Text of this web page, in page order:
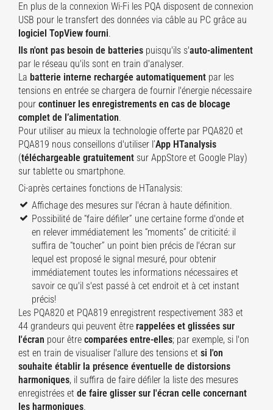
En plus de la connexion Wi-Fi les PQA disposent de connexion
USB pour le transfert des données via câble au PC grâce au
logiciel TopView fourni.
Ils n'ont pas besoin de batteries puisqu'ils s'auto-alimentent
par le réseau qu'ils sont en train d'analyser.
La batterie interne rechargée automatiquement par les
tensions en entrée se chargera de fournir l'énergie nécessaire
pour continuer les enregistrements en cas de blocage
complet de l’alimentation.
Pour utiliser au mieux la technologie offerte par PQA820 et
PQA819 nous conseillons d'utiliser l’App HTanalysis
(téléchargeable gratuitement sur AppStore et Google Play)
sur tablette ou smartphone.
Ci-après certaines fonctions de HTanalysis:
Affichage des mesures sur l'écran à haute définition.
Possibilité de “faire défiler” une certaine forme d'onde et
en relever immédiatement les “moments” de criticité: il
suffira de “toucher” un point bien précis de l'écran sur
lequel est proposé le signal mesuré, pour obtenir
immédiatement toutes les informations nécessaires et
savoir ce qu'il s'est passé à cet endroit et à cet instant
précis!
Les PQA820 et PQA819 enregistrent respectivement 383 et
44 grandeurs qui peuvent être rappelées et glissées sur
l'écran pour être comparées entre-elles; par exemple, si l'on
est en train de visualiser l'allure des tensions et si l'on
souhaite établir la présence éventuelle de distorsions
harmoniques, il suffira de faire défiler la liste des mesures
enregistrées et de faire glisser sur l'écran celle concernant
les harmoniques.